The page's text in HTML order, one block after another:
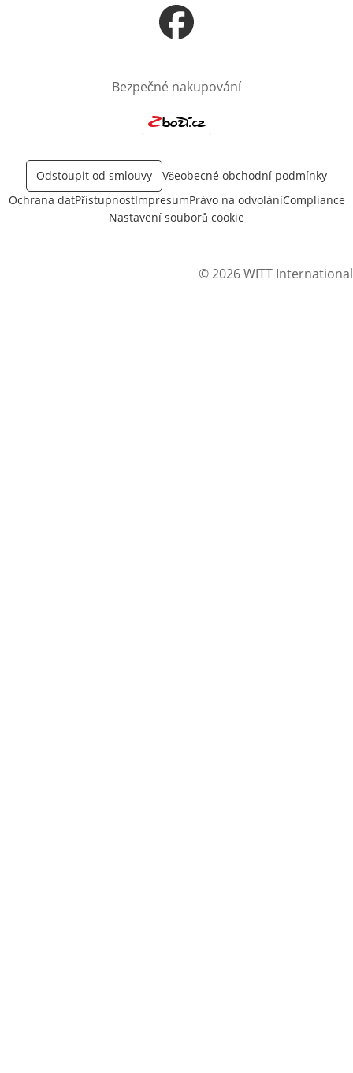
Otevře v novém okně
Bezpečné nakupování
Odstoupit od smlouvy
Všeobecné obchodní podmínky
Ochrana datPřístupnostImpresumPrávo na odvoláníCompliance
Nastavení souborů cookie
© 2026 WITT International